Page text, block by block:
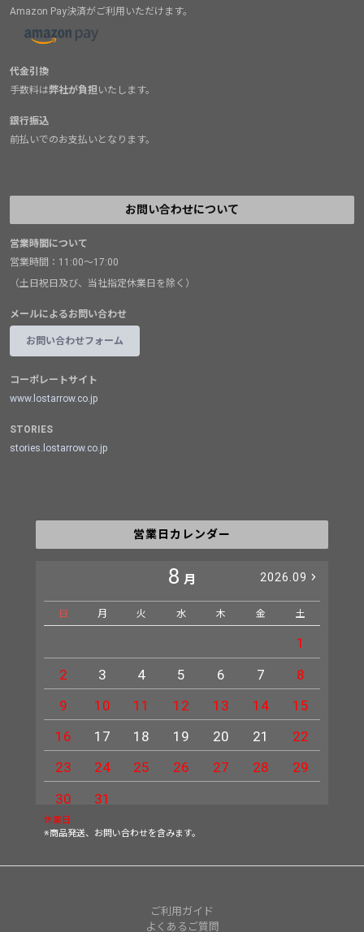
Amazon Pay決済がご利用いただけます。
代金引換
手数料は弊社が負担いたします。
銀行振込
前払いでのお支払いとなります。
お問い合わせについて
営業時間について
営業時間：11:00～17:00
（土日祝日及び、当社指定休業日を除く）
メールによるお問い合わせ
お問い合わせフォーム
コーポレートサイト
www.lostarrow.co.jp
STORIES
stories.lostarrow.co.jp
営業日カレンダー
8 月 2026.09
日 月 火 水 木 金 土
1
2
3 4 5 6 7
8
9
10 11 12 13 14
15
16
17 18 19 20 21
22
23
24 25 26 27 28
29
30
31
休業日
※商品発送、お問い合わせを含みます。
ご利用ガイド
よくあるご質問